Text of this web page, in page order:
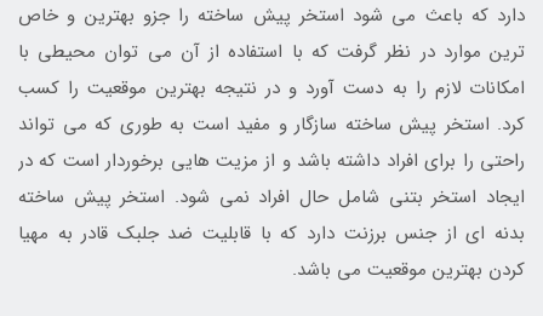
دارد که باعث می شود استخر پیش ساخته را جزو بهترین و خاص
ترین موارد در نظر گرفت که با استفاده از آن می توان محیطی با
امکانات لازم را به دست آورد و در نتیجه بهترین موقعیت را کسب
کرد. استخر پیش ساخته سازگار و مفید است به طوری که می تواند
راحتی را برای افراد داشته باشد و از مزیت هایی برخوردار است که در
ایجاد استخر بتنی شامل حال افراد نمی شود. استخر پیش ساخته
بدنه ای از جنس برزنت دارد که با قابلیت ضد جلبک قادر به مهیا
کردن بهترین موقعیت می باشد.